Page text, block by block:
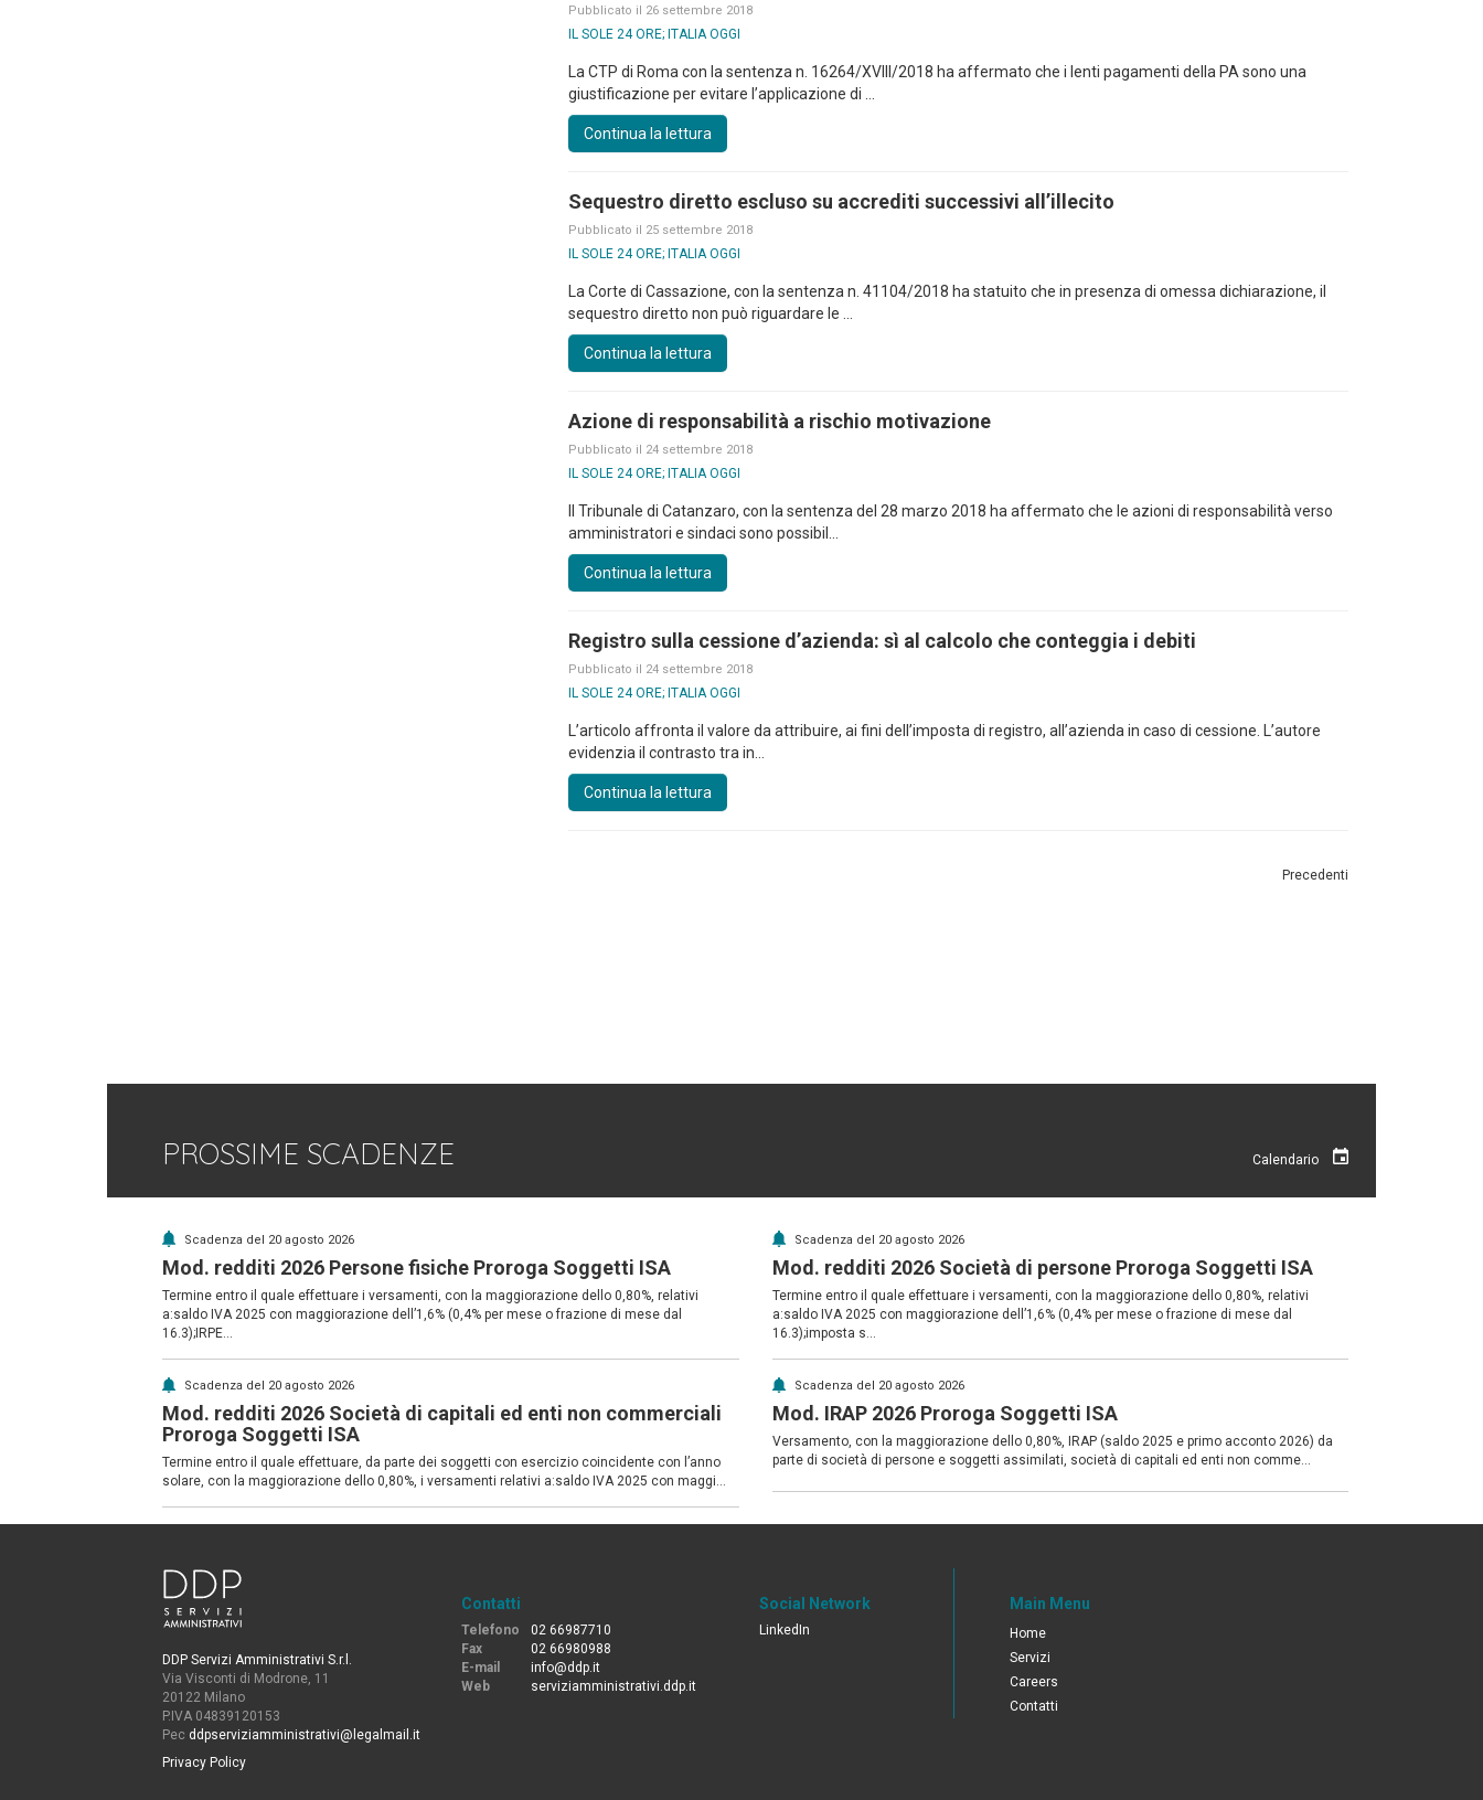
Pubblicato il 26 settembre 2018
IL SOLE 24 ORE; ITALIA OGGI
La CTP di Roma con la sentenza n. 16264/XVIII/2018 ha affermato che i lenti pagamenti della PA sono una
giustificazione per evitare l’applicazione di ...
Continua la lettura
Sequestro diretto escluso su accrediti successivi all’illecito
Pubblicato il 25 settembre 2018
IL SOLE 24 ORE; ITALIA OGGI
La Corte di Cassazione, con la sentenza n. 41104/2018 ha statuito che in presenza di omessa dichiarazione, il
sequestro diretto non può riguardare le ...
Continua la lettura
Azione di responsabilità a rischio motivazione
Pubblicato il 24 settembre 2018
IL SOLE 24 ORE; ITALIA OGGI
Il Tribunale di Catanzaro, con la sentenza del 28 marzo 2018 ha affermato che le azioni di responsabilità verso
amministratori e sindaci sono possibil...
Continua la lettura
Registro sulla cessione d’azienda: sì al calcolo che conteggia i debiti
Pubblicato il 24 settembre 2018
IL SOLE 24 ORE; ITALIA OGGI
L’articolo affronta il valore da attribuire, ai fini dell’imposta di registro, all’azienda in caso di cessione. L’autore
evidenzia il contrasto tra in...
Continua la lettura
Precedenti
PROSSIME SCADENZE Calendario
Scadenza del 20 agosto 2026
Mod. redditi 2026 Persone fisiche Proroga Soggetti ISA
Termine entro il quale effettuare i versamenti, con la maggiorazione dello 0,80%, relativi
a:saldo IVA 2025 con maggiorazione dell’1,6% (0,4% per mese o frazione di mese dal
16.3);IRPE...
Scadenza del 20 agosto 2026
Mod. redditi 2026 Società di persone Proroga Soggetti ISA
Termine entro il quale effettuare i versamenti, con la maggiorazione dello 0,80%, relativi
a:saldo IVA 2025 con maggiorazione dell’1,6% (0,4% per mese o frazione di mese dal
16.3);imposta s...
Scadenza del 20 agosto 2026
Mod. redditi 2026 Società di capitali ed enti non commerciali
Proroga Soggetti ISA
Termine entro il quale effettuare, da parte dei soggetti con esercizio coincidente con l’anno
solare, con la maggiorazione dello 0,80%, i versamenti relativi a:saldo IVA 2025 con maggi...
Scadenza del 20 agosto 2026
Mod. IRAP 2026 Proroga Soggetti ISA
Versamento, con la maggiorazione dello 0,80%, IRAP (saldo 2025 e primo acconto 2026) da
parte di società di persone e soggetti assimilati, società di capitali ed enti non comme...
DDP Servizi Amministrativi S.r.l.
Via Visconti di Modrone, 11
20122 Milano
P.IVA 04839120153
Pec ddpserviziamministrativi@legalmail.it
Privacy Policy
Contatti
Telefono
02 66987710
Fax
02 66980988
E-mail
info@ddp.it
Web
serviziamministrativi.ddp.it
Social Network
LinkedIn
Main Menu
Home
Servizi
Careers
Contatti